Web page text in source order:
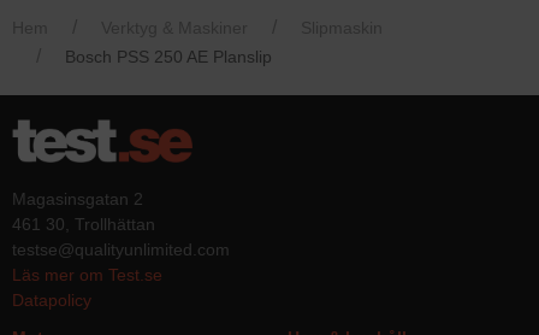
Bosch PSS 250 AE Planslip
Magasinsgatan 2
461 30, Trollhättan
testse@qualityunlimited.com
Läs mer om Test.se
Datapolicy